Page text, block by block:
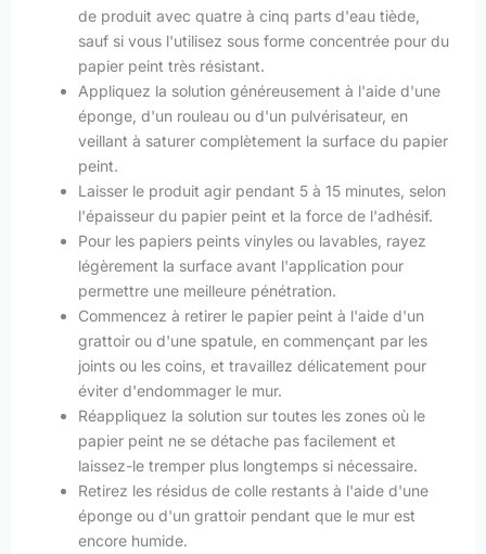
de produit avec quatre à cinq parts d'eau tiède,
sauf si vous l'utilisez sous forme concentrée pour du
papier peint très résistant.
Appliquez la solution généreusement à l'aide d'une
éponge, d'un rouleau ou d'un pulvérisateur, en
veillant à saturer complètement la surface du papier
peint.
Laisser le produit agir pendant 5 à 15 minutes, selon
l'épaisseur du papier peint et la force de l'adhésif.
Pour les papiers peints vinyles ou lavables, rayez
légèrement la surface avant l'application pour
permettre une meilleure pénétration.
Commencez à retirer le papier peint à l'aide d'un
grattoir ou d'une spatule, en commençant par les
joints ou les coins, et travaillez délicatement pour
éviter d'endommager le mur.
Réappliquez la solution sur toutes les zones où le
papier peint ne se détache pas facilement et
laissez-le tremper plus longtemps si nécessaire.
Retirez les résidus de colle restants à l'aide d'une
éponge ou d'un grattoir pendant que le mur est
encore humide.